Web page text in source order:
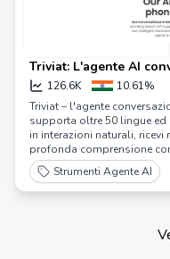
Triviat: L'agente AI
intelligente
126.6K 10.61%
Triviat – l'agente
supporta oltre 50 lingue
in interazioni naturali,
profonda comprensione
Strumenti Agente AI